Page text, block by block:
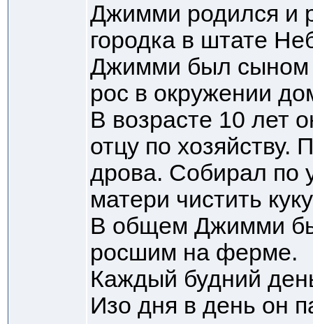
Джимми родился и
городка в штате
Джимми был сыном
рос в окружении
В возрасте 10 лет
отцу по хозяйству.
дрова. Собирал по
матери чистить
В общем Джимми
росшим на ферме.
Каждый будний
Изо дня в день он